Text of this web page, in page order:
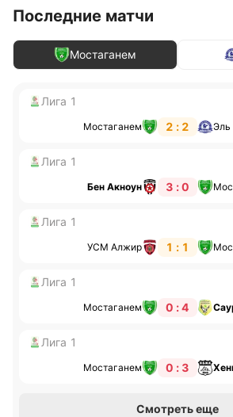
Последние матчи
Мостаганем
Лига 1
Мостаганем 2 : 2 Эль
Лига 1
Бен Акноун 3 : 0
Лига 1
УСМ Алжир 1 : 1
Лига 1
Мостаганем 0 : 4
Лига 1
Мостаганем 0 : 3
Смотреть еще